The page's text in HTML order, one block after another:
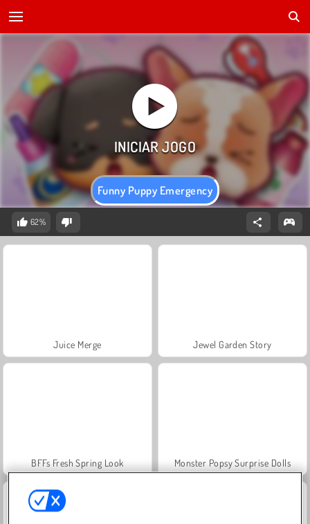
Funny Puppy Emergency
62%
Juice Merge Jewel Garden Story
BFFs Fresh Spring Look Monster Popsy Surprise Dolls